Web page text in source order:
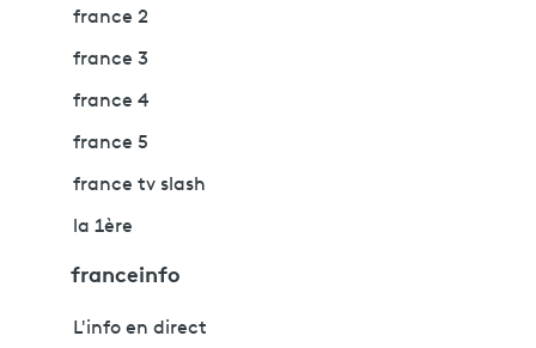
france 2
france 3
france 4
france 5
france tv slash
la 1ère
franceinfo
L'info en direct